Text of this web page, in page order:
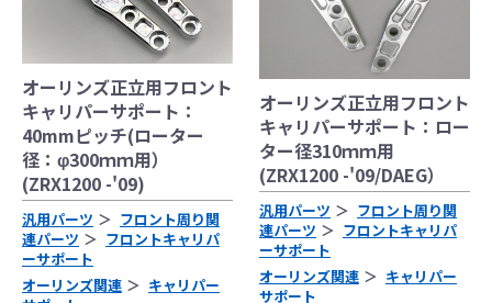
オーリンズ正立用フロント
キャリパーサポート：
40mmピッチ(ローター
径：φ300ｍｍ用）
(ZRX1200 -'09)
汎用パーツ
フロント周り関
連パーツ
フロントキャリパ
ーサポート
オーリンズ関連
キャリパー
オーリンズ正立用フロント
キャリパーサポート：ロー
ター径310ｍｍ用
(ZRX1200 -'09/DAEG）
汎用パーツ
フロント周り関
連パーツ
フロントキャリパ
ーサポート
オーリンズ関連
キャリパー
サポート
●当HP内では、マフラーの取付けイメージをわ
かりやすくするために一般車両に装着した写
真を使用しております。
●レーシングパーツはサーキットにおけるスポ
ーツ走行ならびにレース使用を目的としてお
り公道（※）での使用は出来ません。
●国内で開催される全ての競技に対応するわけ
ではございません。
レースでの使用に際しては、主催者が発行す
る競技規則を確認の上、お客様ご自身の判断
により装着をお願い致します。